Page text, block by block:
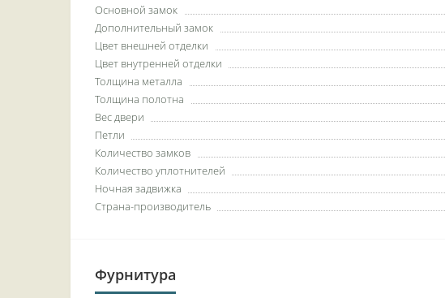
Основной замок
Дополнительный замок
Цвет внешней отделки
Цвет внутренней отделки
Толщина металла
Толщина полотна
Вес двери
Петли
Количество замков
Количество уплотнителей
Ночная задвижка
Страна-производитель
Фурнитура